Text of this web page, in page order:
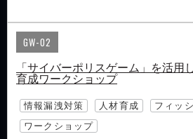
GW-02
「サイバーポリスゲーム」を活用
育成ワークショップ
情報漏洩対策 人材育成
フィッ
ワークショップ